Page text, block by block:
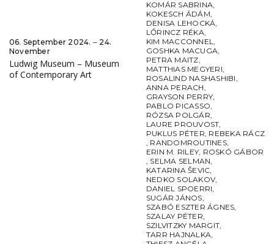
06. September 2024. ‒ 24.
November
Ludwig Museum – Museum
of Contemporary Art
KOMÁR SABRINA,
KOKESCH ÁDÁM,
DENISA LEHOCKÁ,
LŐRINCZ RÉKA,
KIM MACCONNEL,
GOSHKA MACUGA,
PETRA MAITZ,
MATTHIAS MEGYERI,
ROSALIND NASHASHIBI,
ANNA PERACH,
GRAYSON PERRY,
PABLO PICASSO,
RÓZSA POLGÁR,
LAURE PROUVOST,
PUKLUS PÉTER, REBEKA RÁCZ
, RANDOMROUTINES,
ERIN M. RILEY, ROSKÓ GÁBOR
, SELMA SELMAN,
KATARINA ŠEVIC,
NEDKO SOLAKOV,
DANIEL SPOERRI,
SUGÁR JÁNOS,
SZABÓ ESZTER ÁGNES,
SZALAY PÉTER,
SZILVITZKY MARGIT,
TARR HAJNALKA,